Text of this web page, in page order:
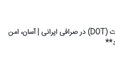
**خرید پولکادات (DOT) در صرافی ایرانی | آسان، امن